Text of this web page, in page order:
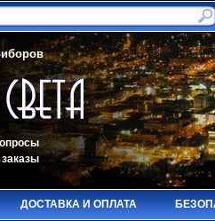
ДОСТАВКА И ОПЛАТА